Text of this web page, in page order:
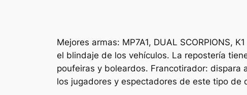
Mejores armas: MP7A1, DUAL SCORPIONS,
el blindaje de los vehículos. La repostería
poufeiras y boleardos. Francotirador:
los jugadores y espectadores de este tipo de